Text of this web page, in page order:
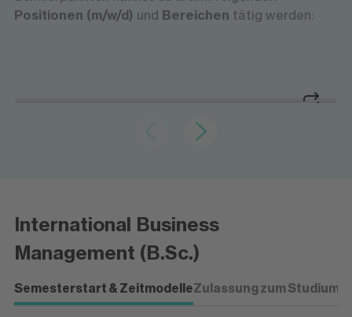
Positionen (m/w/d) und Bereichen tätig werden:
Internationales Management
Kaufmännische Prozesse global steuern
weltweit, analysierst Marktchancen und
entwickelst Strategien für den internationalen
International Business
Management (B.Sc.)
Semesterstart & ZeitmodelleZulassung zum Studium